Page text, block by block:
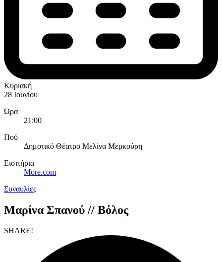
Κυριακή
28 Ιουνίου
Ώρα
21:00
Πού
Δημοτικό Θέατρο Μελίνα Μερκούρη
Εισιτήρια
More.com
Συναυλίες
Μαρίνα Σπανού // Βόλος
SHARE!